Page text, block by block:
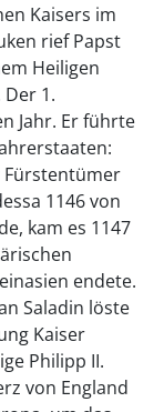
Kaisers im
rief Papst
Heiligen
Der 1.
Jahr. Er führte
Fürstentümer
1146 von
kam es 1147
endete.
Saladin löste
Kaiser
Philipp II.
von England